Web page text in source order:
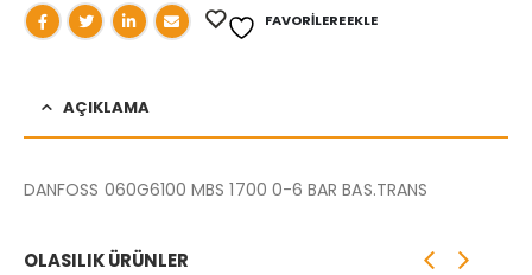
FAVORILERE EKLE
AÇIKLAMA
DANFOSS 060G6100 MBS 1700 0-6 BAR BAS.TRANS
OLASILIK ÜRÜNLER